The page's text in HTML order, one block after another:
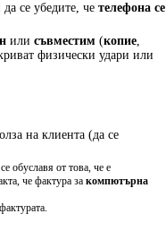
се убедите, че телефона се
или съвместим (копие,
физически удари или
на клиента (да се
обуславя от това, че е
че фактура за компютърна